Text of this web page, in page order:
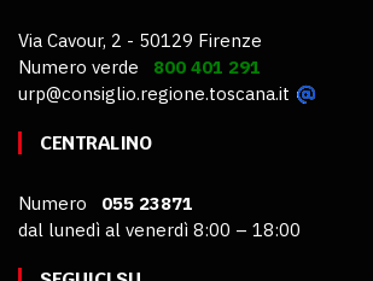
Via Cavour, 2 - 50129 Firenze
Numero verde 800 401 291
urp@consiglio.regione.toscana.it
CENTRALINO
Numero 055 23871
dal lunedì al venerdì 8:00 – 18:00